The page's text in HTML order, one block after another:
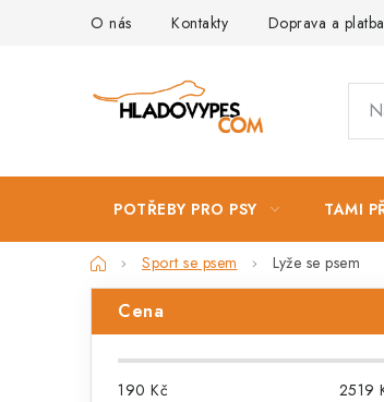
O nás Kontakty Doprava a platba
POTŘEBY PRO PSY TAMI
DomůSport se psem Lyže se psem
o
Cena
190 Kč 2519